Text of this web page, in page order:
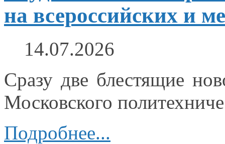
на всероссийских и
14.07.2026
Сразу две блестящие
Московского
Подробнее...